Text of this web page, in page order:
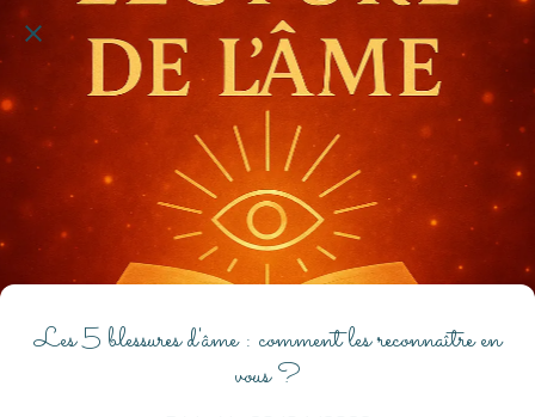
Les 5 blessures d'âme : comment les reconnaître en
vous ?